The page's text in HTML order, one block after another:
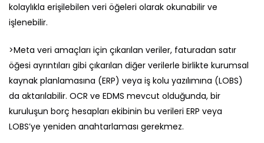
kolaylıkla erişilebilen veri öğeleri olarak okunabilir ve
işlenebilir.
>Meta veri amaçları için çıkarılan veriler, faturadan satır
öğesi ayrıntıları gibi çıkarılan diğer verilerle birlikte kurumsal
kaynak planlamasına (ERP) veya iş kolu yazılımına (LOBS)
da aktarılabilir. OCR ve EDMS mevcut olduğunda, bir
kuruluşun borç hesapları ekibinin bu verileri ERP veya
LOBS’ye yeniden anahtarlaması gerekmez.